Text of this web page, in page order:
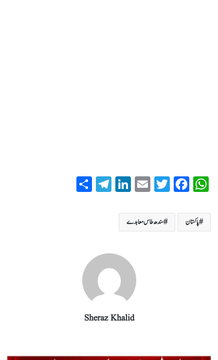
W
ha
ts
A
Fa
ce
bo
ok
T
wi
tte
r
E
m
ail
Li
nk
T
el
پاکستان سندھ طاس معاہدے
Sheraz Khalid